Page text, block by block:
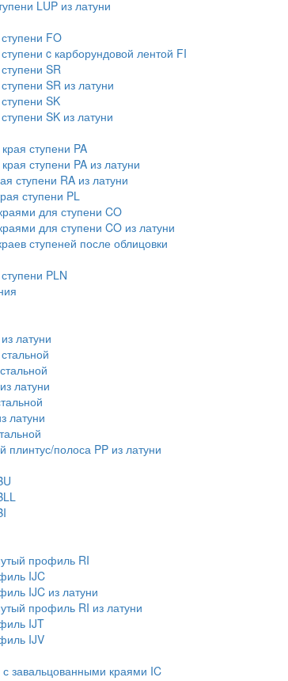
LUP из латуни
FO
c карборундовой лентой FI
SR
SR из латуни
SK
SK из латуни
ступени PA
ступени PA из латуни
ступени RA из латуни
ступени PL
для ступени CO
для ступени CO из латуни
ступеней после облицовки
PLN
латуни
латуни
латуни
плинтус/полоса PP из латуни
профиль RI
IJC
IJC из латуни
профиль RI из латуни
IJT
IJV
завальцованными краями IC